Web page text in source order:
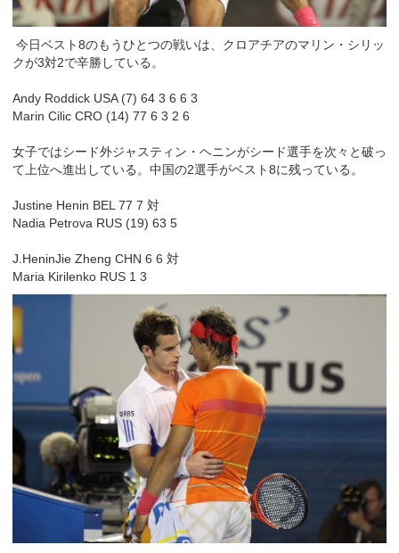
今日ベスト8のもうひとつの戦いは、クロアチアのマリン・シリッ
クが3対2で辛勝している。
Andy Roddick USA (7) 64 3 6 6 3
Marin Cilic CRO (14) 77 6 3 2 6
女子ではシード外ジャスティン・ヘニンがシード選手を次々と破っ
て上位へ進出している。中国の2選手がベスト8に残っている。
Justine Henin BEL 77 7 対
Nadia Petrova RUS (19) 63 5
J.HeninJie Zheng CHN 6 6 対
Maria Kirilenko RUS 1 3